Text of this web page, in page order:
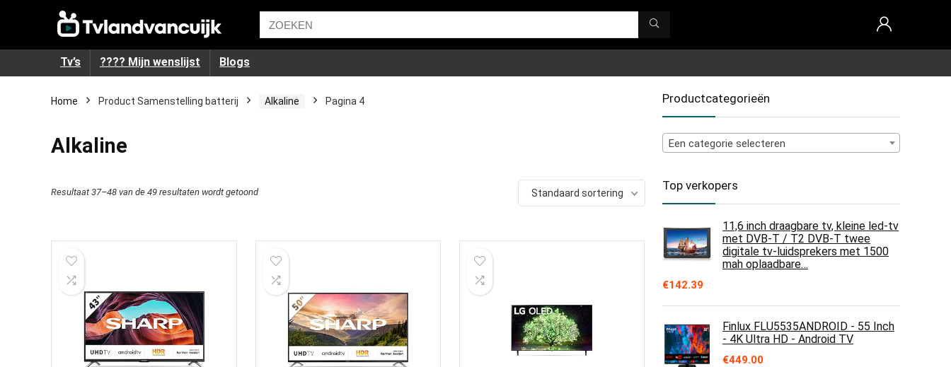
Tv’s ???? Mijn wenslijst Blogs
Home Product Samenstelling batterij ‎Alkaline Pagina 4
‎Alkaline
Resultaat 37–48 van de 49 resultaten wordt getoond Standaard sortering
Productcategorieën
Een categorie selecteren
Top verkopers
11,6 inch draagbare tv, kleine led-tv
met DVB-T / T2 DVB-T twee
digitale tv-luidsprekers met 1500
mah oplaadbare…
€142.39
Finlux FLU5535ANDROID - 55 Inch
- 4K Ultra HD - Android TV
€449.00